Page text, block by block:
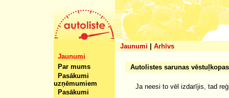
Jaunumi
Arhīvs
Jaunumi
Par mums
Pasākumi
uzņēmumiem
Pasākumi
Autolistes sarunas
Ja neesi to vēl izdarījis, tad